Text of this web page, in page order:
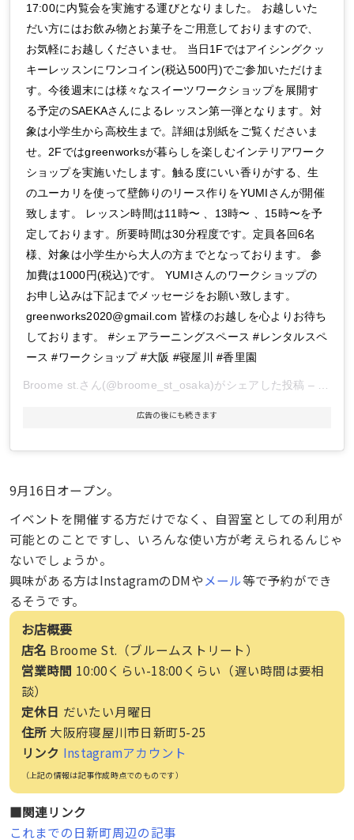
17:00に内覧会を実施する運びとなりました。 お越しいた
だい方にはお飲み物とお菓子をご用意しておりますので、
お気軽にお越しくださいませ。 当日1Fではアイシングクッ
キーレッスンにワンコイン(税込500円)でご参加いただけま
す。今後週末には様々なスイーツワークショップを展開す
る予定のSAEKAさんによるレッスン第一弾となります。対
象は小学生から高校生まで。詳細は別紙をご覧くださいま
せ。2Fではgreenworksが暮らしを楽しむインテリアワーク
ショップを実施いたします。触る度にいい香りがする、生
のユーカリを使って壁飾りのリース作りをYUMIさんが開催
致します。 レッスン時間は11時〜 、13時〜 、15時〜を予
定しております。所要時間は30分程度です。定員各回6名
様、対象は小学生から大人の方までとなっております。 参
加費は1000円(税込)です。 YUMIさんのワークショップの
お申し込みは下記までメッセージをお願い致します。
greenworks2020@gmail.com 皆様のお越しを心よりお待ち
しております。 #シェアラーニングスペース #レンタルスペ
ース #ワークショップ #大阪 #寝屋川 #香里園
Broome st.さん(@broome_st_osaka)がシェアした投稿 – 2018
広告の後にも続きます
9月16日オープン。
イベントを開催する方だけでなく、自習室としての利用が
可能とのことですし、いろんな使い方が考えられるんじゃ
ないでしょうか。
興味がある方はInstagramのDMや メール等で予約ができ
るそうです。
お店概要
店名 Broome St.（ブルームストリート）
営業時間 10:00くらい-18:00くらい（遅い時間は要相
談）
定休日 だいたい月曜日
住所 大阪府寝屋川市日新町5-25
リンク Instagramアカウント
（上記の情報は記事作成時点でのものです）
■関連リンク
これまでの日新町周辺の記事